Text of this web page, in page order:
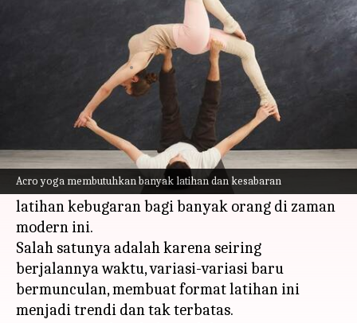
Acro yoga membutuhkan banyak latihan dan kesabaran
Serba-serbi acro yoga, tren
kebugaran terbaru
Taufiq Al Jufri Aug 22, 2023 11:15 am
Apa ceritanya
Meskipun yoga adalah latihan kuno yang telah
ada selama lebih dari 5.000 tahun, ada beberapa
alasan mengapa yoga masih menjadi pilihan
latihan kebugaran bagi banyak orang di zaman
modern ini.
Salah satunya adalah karena seiring
berjalannya waktu, variasi-variasi baru
bermunculan, membuat format latihan ini
menjadi trendi dan tak terbatas.